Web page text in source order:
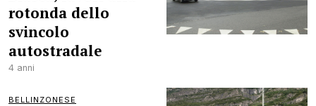
rotonda dello
svincolo
autostradale
4 anni
BELLINZONESE